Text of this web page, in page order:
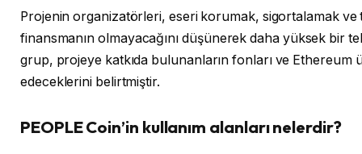
Projenin organizatörleri, eseri korumak, sigortalamak ve
finansmanın olmayacağını düşünerek daha yüksek bir
grup, projeye katkıda bulunanların fonları ve Ethereum
edeceklerini belirtmiştir.
PEOPLE Coin’in kullanım alanları nelerdir?